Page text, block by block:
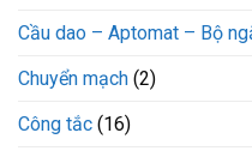
Cầu dao – Aptomat – Bộ
Chuyển mạch (2)
Công tắc (16)